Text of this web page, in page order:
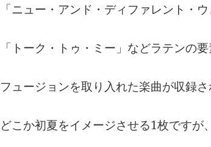
「ニュー・アンド・ディファレント・
「トーク・トゥ・ミー」などラテンの要
フュージョンを取り入れた楽曲が収録さ
どこか初夏をイメージさせる1枚ですが、